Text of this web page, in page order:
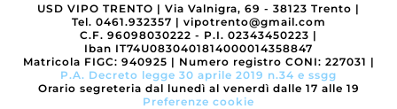
USD VIPO TRENTO | Via Valnigra, 69 - 38123 Trento |
Tel. 0461.932357 | vipotrento@gmail.com
C.F. 96098030222 - P.I. 02343450223 |
Iban IT74U0830401814000014358847
Matricola FIGC: 940925 | Numero registro CONI: 227031 |
P.A. Decreto legge 30 aprile 2019 n.34 e ssgg
Orario segreteria dal lunedì al venerdì dalle 17 alle 19
Preferenze cookie